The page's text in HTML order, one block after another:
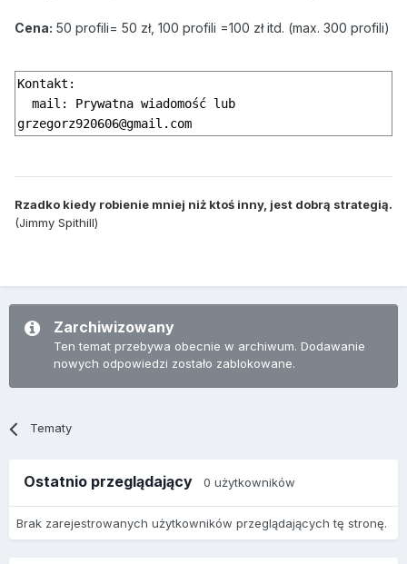
Cena: 50 profili= 50 zł, 100 profili =100 zł itd. (max. 300 profili)
Kontakt:
mail: Prywatna wiadomość lub
grzegorz920606@gmail.com
Rzadko kiedy robienie mniej niż ktoś inny, jest dobrą strategią.
(Jimmy Spithill)
Zarchiwizowany
Ten temat przebywa obecnie w archiwum. Dodawanie
nowych odpowiedzi zostało zablokowane.
Tematy
Ostatnio przeglądający 0 użytkowników
Brak zarejestrowanych użytkowników przeglądających tę stronę.